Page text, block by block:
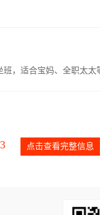
，适合宝妈、全职太太
点击查看完整信息